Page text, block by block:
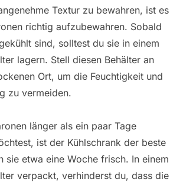
Textur zu bewahren, ist es
richtig aufzubewahren. Sobald
sind, solltest du sie in einem
lagern. Stell diesen Behälter an
Ort, um die Feuchtigkeit und
zu vermeiden.
länger als ein paar Tage
ist der Kühlschrank der beste
sie etwa eine Woche frisch. In einem
verpackt, verhinderst du, dass die